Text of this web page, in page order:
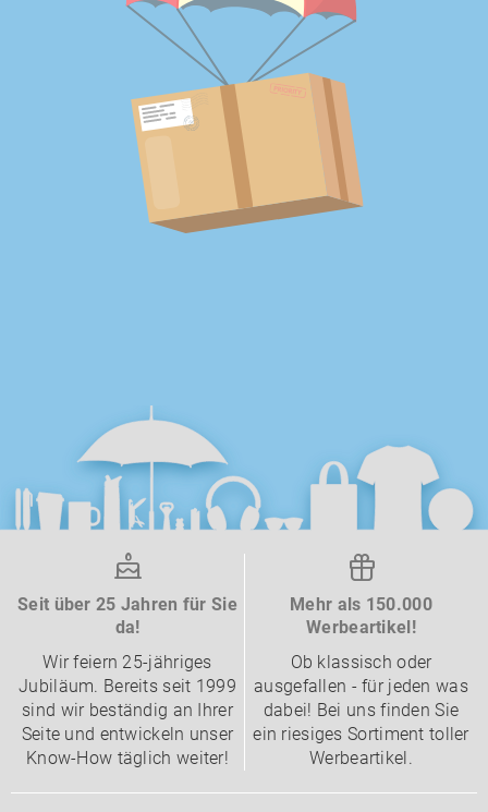
Seit über 25 Jahren für Sie
da!
Wir feiern 25-jähriges
Jubiläum. Bereits seit 1999
sind wir beständig an Ihrer
Seite und entwickeln unser
Know-How täglich weiter!
Mehr als 150.000
Werbeartikel!
Ob klassisch oder
ausgefallen - für jeden was
dabei! Bei uns finden Sie
ein riesiges Sortiment toller
Werbeartikel.